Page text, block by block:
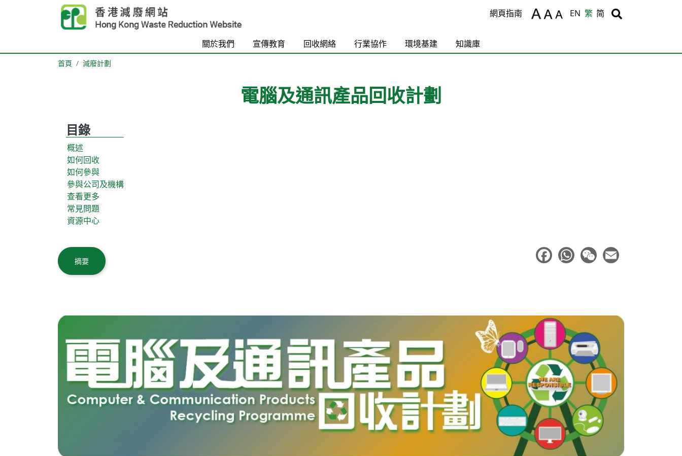
Skip to main content
Body
網頁指南 EN 繁 简 Body
關於我們 宣傳教育 回收網絡 行業協作 環境基建 知識庫
首頁 減廢計劃
電腦及通訊產品回收計劃
目錄
概述
如何回收
如何參與
參與公司及機構
查看更多
常見問題
資源中心
Body
摘要
Body